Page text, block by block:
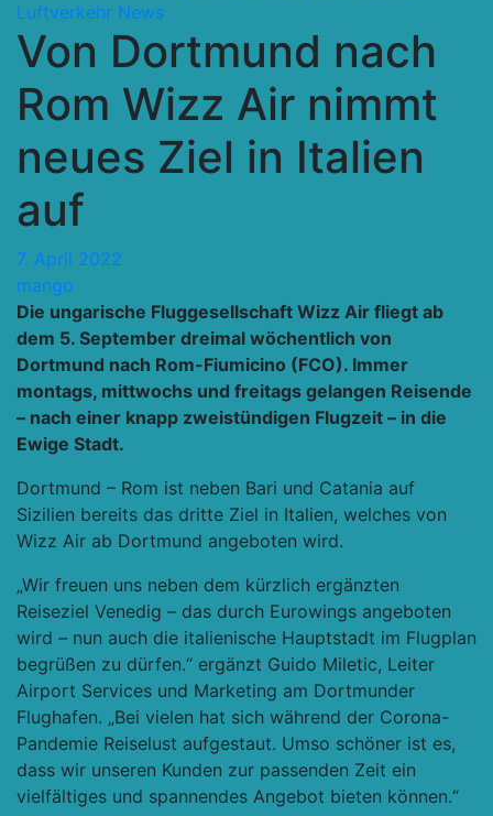
Luftverkehr News
Von Dortmund nach
Rom Wizz Air nimmt
neues Ziel in Italien
auf
7. April 2022
mango
Die ungarische Fluggesellschaft Wizz Air fliegt ab
dem 5. September dreimal wöchentlich von
Dortmund nach Rom-Fiumicino (FCO). Immer
montags, mittwochs und freitags gelangen Reisende
– nach einer knapp zweistündigen Flugzeit – in die
Ewige Stadt.
Dortmund – Rom ist neben Bari und Catania auf
Sizilien bereits das dritte Ziel in Italien, welches von
Wizz Air ab Dortmund angeboten wird.
„Wir freuen uns neben dem kürzlich ergänzten
Reiseziel Venedig – das durch Eurowings angeboten
wird – nun auch die italienische Hauptstadt im Flugplan
begrüßen zu dürfen.“ ergänzt Guido Miletic, Leiter
Airport Services und Marketing am Dortmunder
Flughafen. „Bei vielen hat sich während der Corona-
Pandemie Reiselust aufgestaut. Umso schöner ist es,
dass wir unseren Kunden zur passenden Zeit ein
vielfältiges und spannendes Angebot bieten können.“